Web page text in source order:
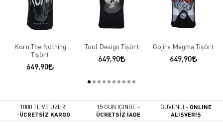
Korn The Nothing
Tişört
649,90
Tool Design Tişört
649,90
Gojira Magma Tişört
649,90
1000 TL VE ÜZERİ
-ÜCRETSİZ KARGO
15 GÜN İÇİNDE -
ÜCRETSİZ İADE
GÜVENLİ - ONLINE
ALIŞVERİŞ